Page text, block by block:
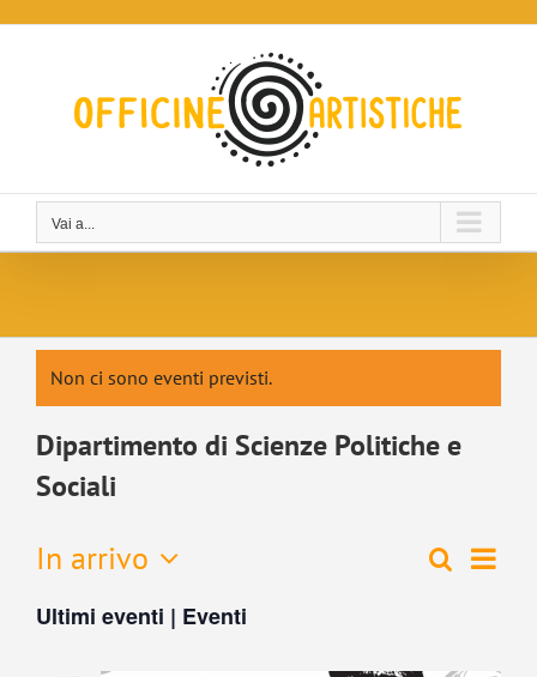
Vai a...
Non ci sono eventi previsti.
Dipartimento di Scienze Politiche e
Sociali
Eventi
viste
CercaLista
In arrivo
la
Ultimi eventi | Eventi